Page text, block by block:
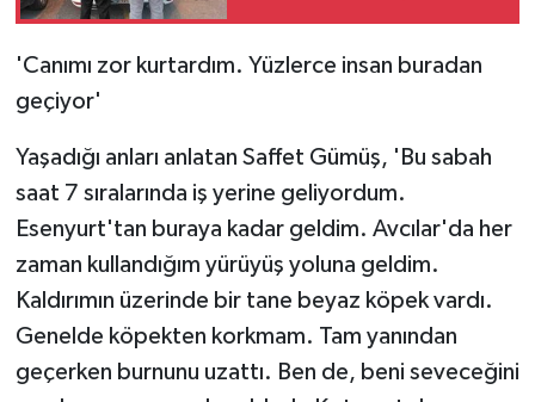
'Canımı zor kurtardım. Yüzlerce insan buradan
geçiyor'
Yaşadığı anları anlatan Saffet Gümüş, 'Bu sabah
saat 7 sıralarında iş yerine geliyordum.
Esenyurt'tan buraya kadar geldim. Avcılar'da her
zaman kullandığım yürüyüş yoluna geldim.
Kaldırımın üzerinde bir tane beyaz köpek vardı.
Genelde köpekten korkmam. Tam yanından
geçerken burnunu uzattı. Ben de, beni seveceğini